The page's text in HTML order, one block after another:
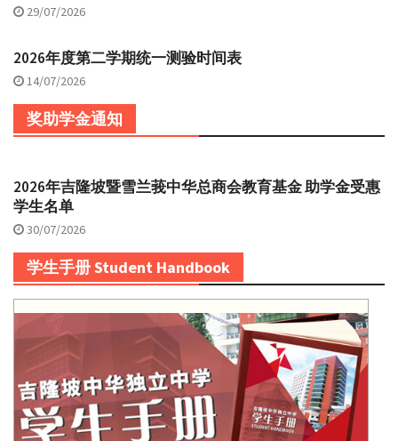
29/07/2026
2026年度第二学期统一测验时间表
14/07/2026
奖助学金通知
2026年吉隆坡暨雪兰莪中华总商会教育基金 助学金受惠
学生名单
30/07/2026
学生手册 Student Handbook